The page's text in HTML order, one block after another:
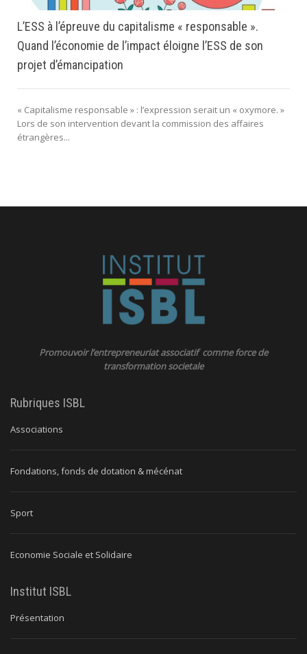
L’ESS à l’épreuve du capitalisme « responsable ».
Quand l’économie de l’impact éloigne l’ESS de son
projet d’émancipation
« Capitalisme responsable » : l’expression serait un « oxymore. »
Lors de son intervention devant la commission des affaires
étrangères...
Promouvoir l’entrepreneuriat associatif comme force de
transformation societale
Rubriques ISBL
Associations
Fondations, fonds de dotation & mécénat
Sport
Economie Sociale et Solidaire
Institut ISBL
Présentation